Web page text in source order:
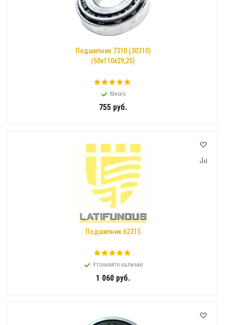
Подшипник 7310 (30310)
(50x110x29,25)
Много
755руб.
Подшипник 62315
Уточняйте наличие
1 060руб.